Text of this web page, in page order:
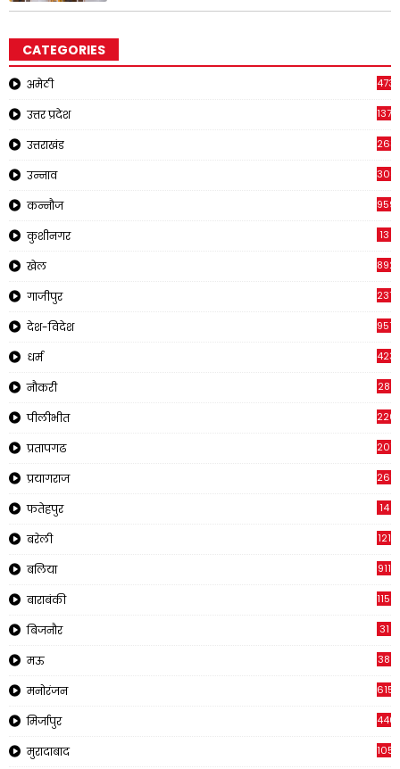
CATEGORIES
अमेठी
उत्तर प्रदेश 1371
उत्तराखंड
उन्नाव 308
कन्नौज 959
कुशीनगर 13
खेल 892
गाजीपुर 237
देश-विदेश 957
धर्म 423
नौकरी 28
पीलीभीत
प्रतापगढ 2011
प्रयागराज 269
फतेहपुर 14
बरेली 121
बलिया 911
बाराबंकी 1150
बिजनौर 31
मऊ 38
मनोरंजन 615
मिर्जापुर 440
मुरादाबाद 1056